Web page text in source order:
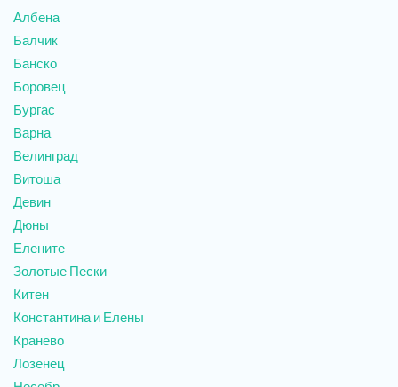
Албена
Балчик
Банско
Боровец
Бургас
Варна
Велинград
Витоша
Девин
Дюны
Елените
Золотые Пески
Китен
Константина и Елены
Кранево
Лозенец